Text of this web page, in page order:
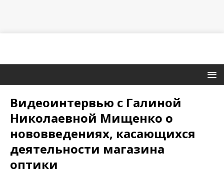
Видеоинтервью с Галиной
Николаевной Мищенко о
нововведениях, касающихся
деятельности магазина
оптики